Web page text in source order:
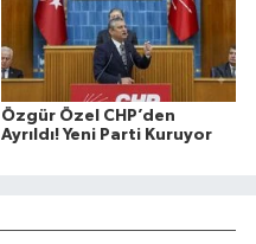
Özgür Özel CHP’den
Ayrıldı! Yeni Parti Kuruyor